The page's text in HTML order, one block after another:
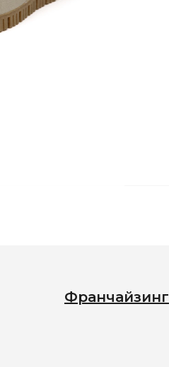
Франчайзинг